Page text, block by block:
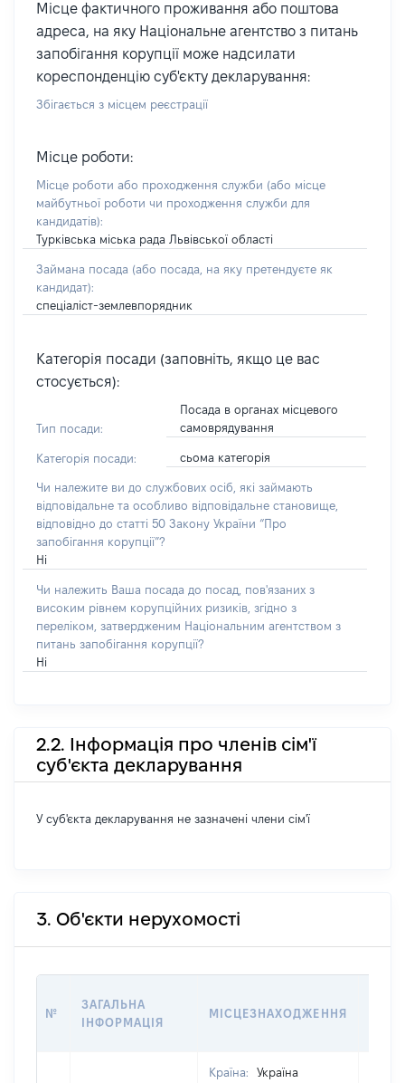
Місце фактичного проживання або поштова
адреса, на яку Національне агентство з питань
запобігання корупції може надсилати
кореспонденцію суб'єкту декларування:
Збігається з місцем реєстрації
Місце роботи:
Місце роботи або проходження служби (або місце
майбутньої роботи чи проходження служби для
кандидатів):
Турківська міська рада Львівської області
Займана посада (або посада, на яку претендуєте як
кандидат):
спеціаліст-землевпорядник
Категорія посади (заповніть, якщо це вас
стосується):
Тип посади:
Посада в органах місцевого
самоврядування
Категорія посади: сьома категорія
Чи належите ви до службових осіб, які займають
відповідальне та особливо відповідальне становище,
відповідно до статті 50 Закону України “Про
запобігання корупції”?
Ні
Чи належить Ваша посада до посад, пов'язаних з
високим рівнем корупційних ризиків, згідно з
переліком, затвердженим Національним агентством з
питань запобігання корупції?
Ні
2.2. Інформація про членів сім'ї
суб'єкта декларування
У суб'єкта декларування не зазначені члени сім'ї
3. Об'єкти нерухомості
№
ЗАГАЛЬНА
ІНФОРМАЦІЯ
МІСЦЕЗНАХОДЖЕННЯ
Країна:
Україна